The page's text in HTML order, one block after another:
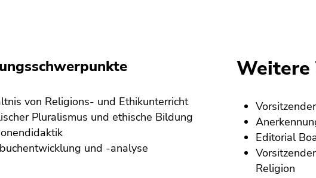
von Religions- und Ethikunterricht
Pluralismus und ethische Bildung
und -analyse
Weitere
Editorial
Religion